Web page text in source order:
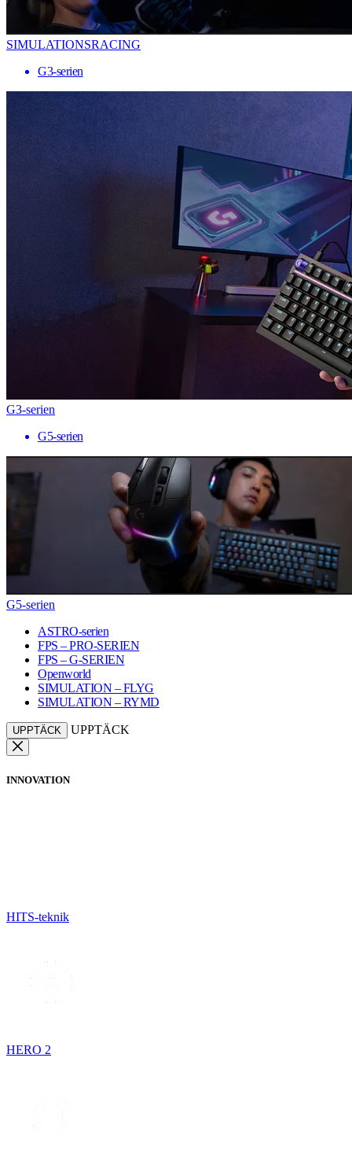
SIMULATIONSRACING
G3-serien
G3-serien
G5-serien
G5-serien
ASTRO-serien
FPS – PRO-SERIEN
FPS – G-SERIEN
Openworld
SIMULATION – FLYG
SIMULATION – RYMD
UPPTÄCK UPPTÄCK
INNOVATION
HITS-teknik
HERO 2